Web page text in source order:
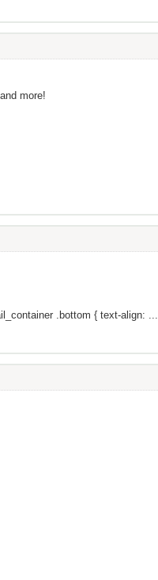
more!
.bottom { text-align: ...